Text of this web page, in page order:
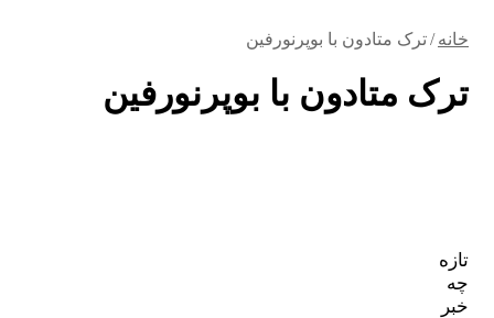
خانه / ترک متادون با بوپرنورفین
ترک متادون با بوپرنورفین
تازه
چه
خبر